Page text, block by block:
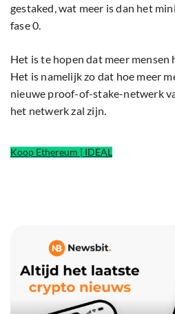
gestaked, wat meer is dan het
fase 0.
Het is te hopen dat meer mensen
Het is namelijk zo dat hoe meer
nieuwe proof-of-stake-netwerk
het netwerk zal zijn.
Koop Ethereum | IDEAL